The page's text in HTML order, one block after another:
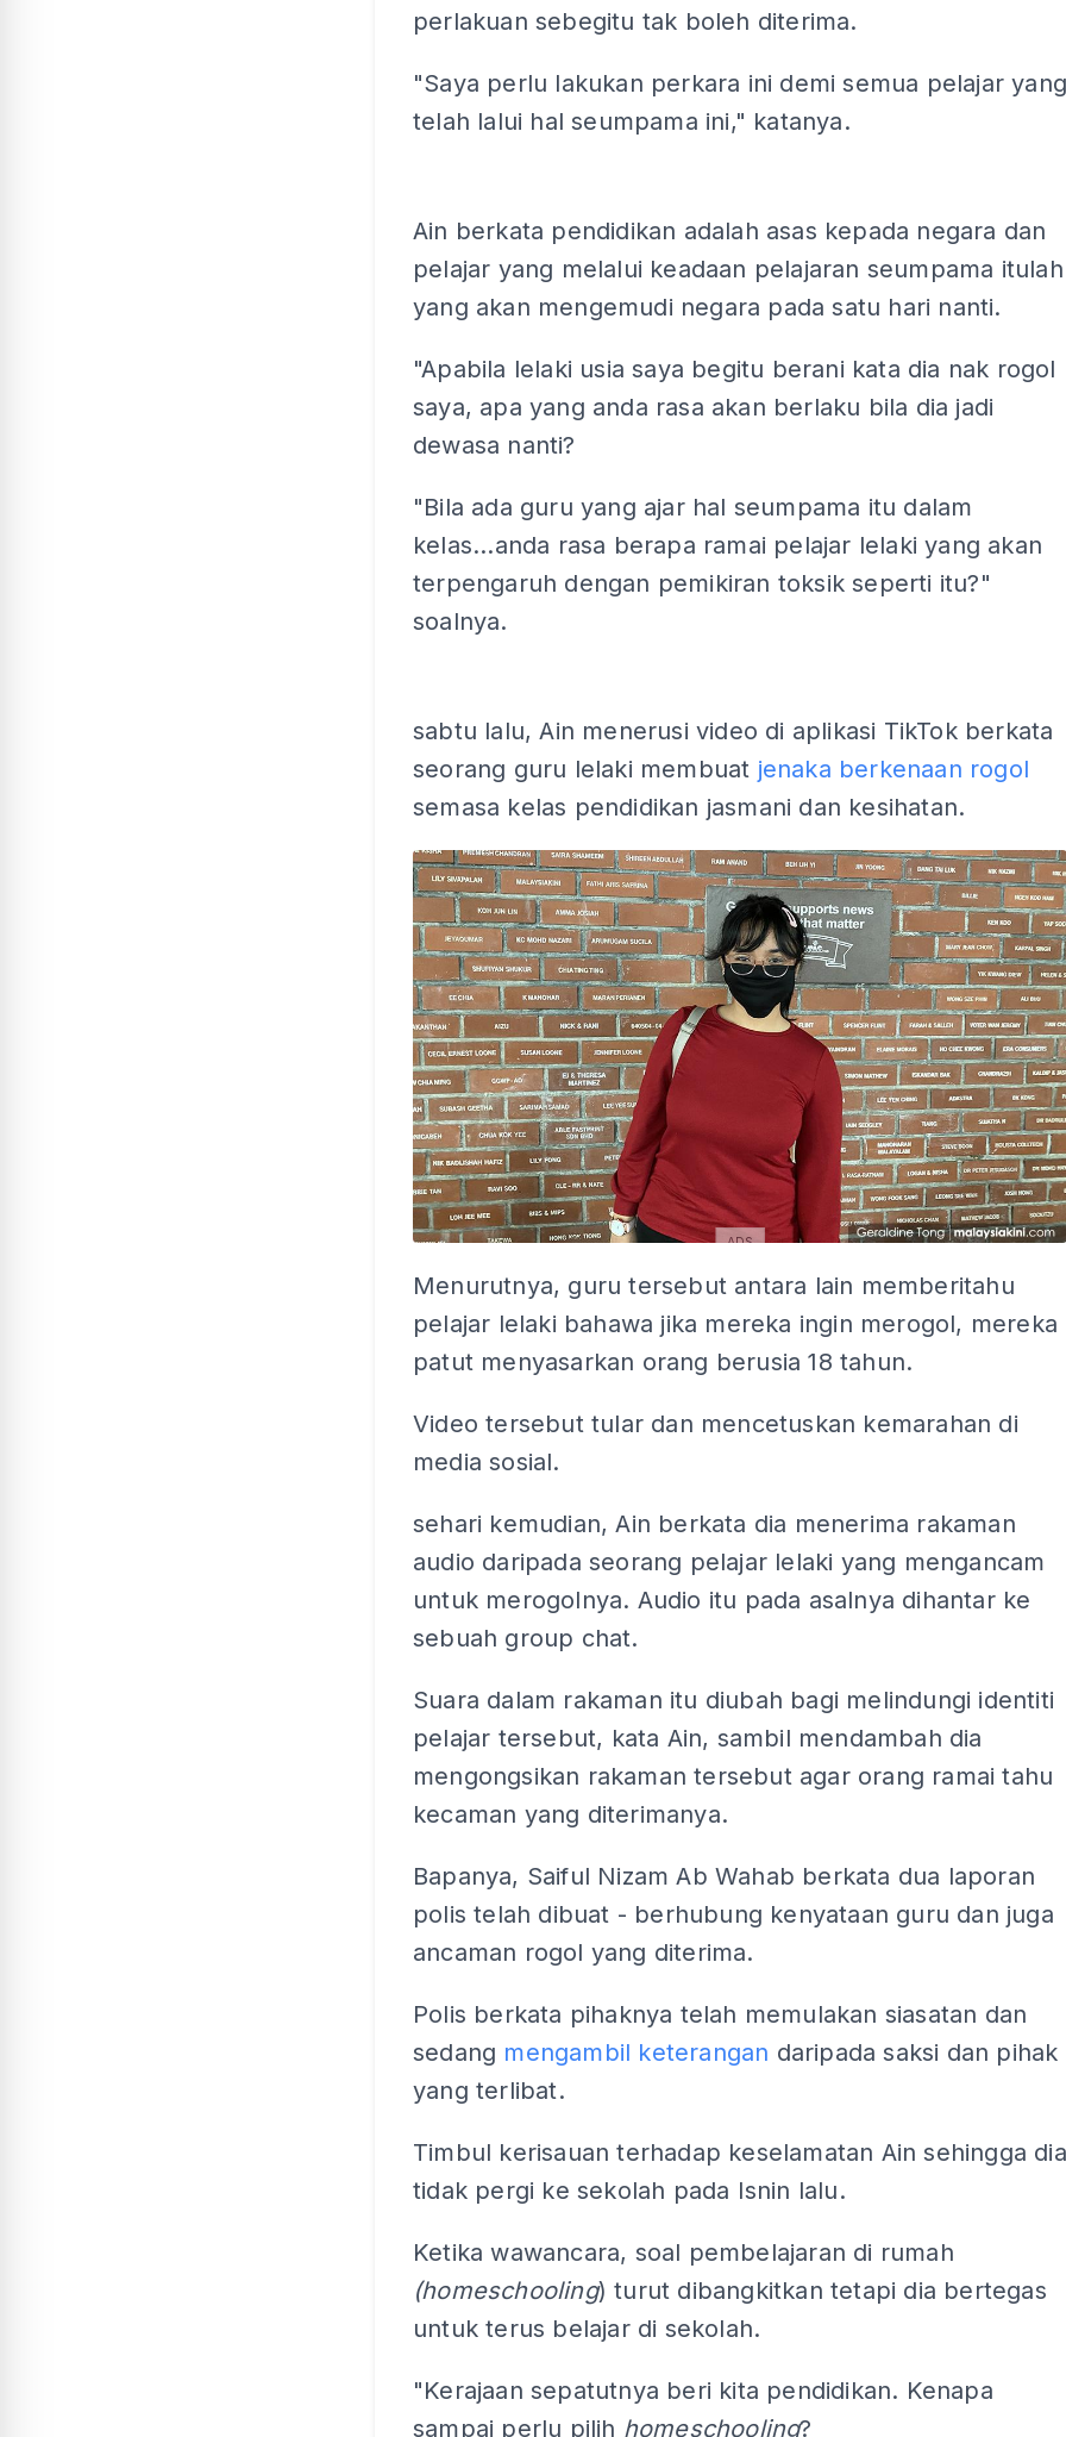
perlakuan sebegitu tak boleh diterima.
"Saya perlu lakukan perkara ini demi semua pelajar
telah lalui hal seumpama ini," katanya.
Ain berkata pendidikan adalah asas kepada negara dan
pelajar yang melalui keadaan pelajaran seumpama itulah
yang akan mengemudi negara pada satu hari nanti.
"Apabila lelaki usia saya begitu berani kata dia nak rogol
saya, apa yang anda rasa akan berlaku bila dia jadi
dewasa nanti?
"Bila ada guru yang ajar hal seumpama itu dalam
kelas...anda rasa berapa ramai pelajar lelaki yang akan
terpengaruh dengan pemikiran toksik seperti itu?"
soalnya.
sabtu lalu, Ain menerusi video di aplikasi TikTok berkata
seorang guru lelaki membuat jenaka berkenaan rogol
semasa kelas pendidikan jasmani dan kesihatan.
ADS
Menurutnya, guru tersebut antara lain memberitahu
pelajar lelaki bahawa jika mereka ingin merogol, mereka
patut menyasarkan orang berusia 18 tahun.
Video tersebut tular dan mencetuskan kemarahan di
media sosial.
sehari kemudian, Ain berkata dia menerima rakaman
audio daripada seorang pelajar lelaki yang mengancam
untuk merogolnya. Audio itu pada asalnya dihantar ke
sebuah group chat.
Suara dalam rakaman itu diubah bagi melindungi identiti
pelajar tersebut, kata Ain, sambil mendambah dia
mengongsikan rakaman tersebut agar orang ramai tahu
kecaman yang diterimanya.
Bapanya, Saiful Nizam Ab Wahab berkata dua laporan
polis telah dibuat - berhubung kenyataan guru dan juga
ancaman rogol yang diterima.
Polis berkata pihaknya telah memulakan siasatan dan
sedang mengambil keterangan daripada saksi dan pihak
yang terlibat.
Timbul kerisauan terhadap keselamatan Ain sehingga dia
tidak pergi ke sekolah pada Isnin lalu.
Ketika wawancara, soal pembelajaran di rumah
(homeschooling) turut dibangkitkan tetapi dia bertegas
untuk terus belajar di sekolah.
"Kerajaan sepatutnya beri kita pendidikan. Kenapa
sampai perlu pilih homeschooling?